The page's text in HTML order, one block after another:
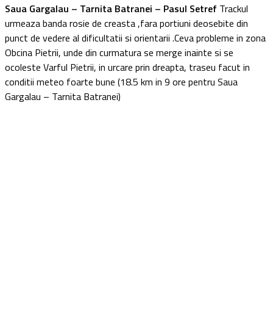
Saua Gargalau – Tarnita Batranei – Pasul Setref Trackul
urmeaza banda rosie de creasta ,fara portiuni deosebite din
punct de vedere al dificultatii si orientarii .Ceva probleme in zona
Obcina Pietrii, unde din curmatura se merge inainte si se
ocoleste Varful Pietrii, in urcare prin dreapta, traseu facut in
conditii meteo foarte bune (18.5 km in 9 ore pentru Saua
Gargalau – Tarnita Batranei)